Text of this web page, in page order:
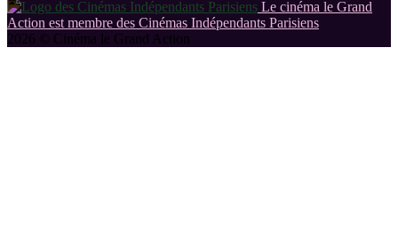
Le cinéma le Grand
Action est membre des Cinémas Indépendants Parisiens
2026 © Cinéma le Grand Action